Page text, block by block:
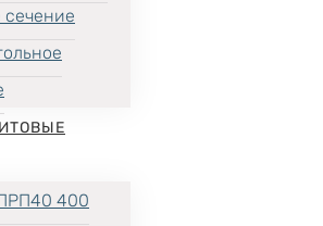
сечение
400